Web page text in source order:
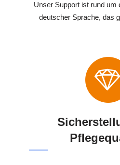
Unser Support ist rund um
deutscher Sprache, das